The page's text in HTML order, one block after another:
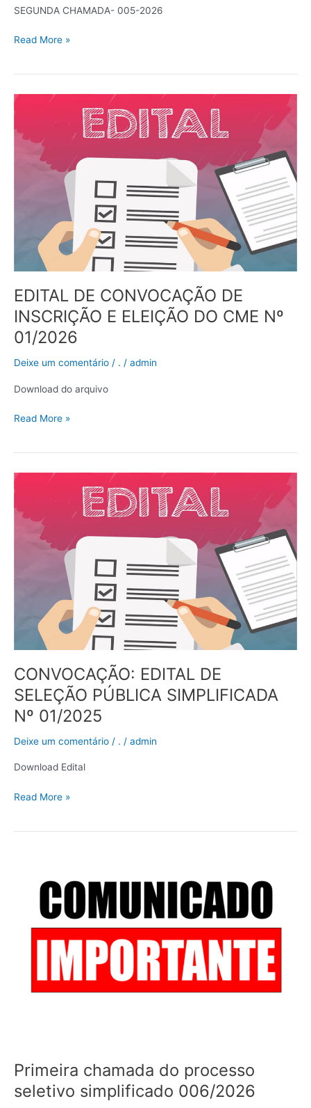
SEGUNDA CHAMADA- 005-2026
Read More »
EDITAL DE CONVOCAÇÃO DE
INSCRIÇÃO E ELEIÇÃO DO CME Nº
01/2026
Deixe um comentário / . / admin
Download do arquivo
EDITAL
DE
CONVOCAÇÃO
INSCRIÇÃO
01/2026
Read More »
CONVOCAÇÃO: EDITAL DE
SELEÇÃO PÚBLICA SIMPLIFICADA
Nº 01/2025
Deixe um comentário / . / admin
Download Edital
CONVOCAÇÃO:
EDITAL
DE
SELEÇÃO
PÚBLICA
SIMPLIFICADA
Read More »
Primeira chamada do processo
seletivo simplificado 006/2026
processo
seletivo